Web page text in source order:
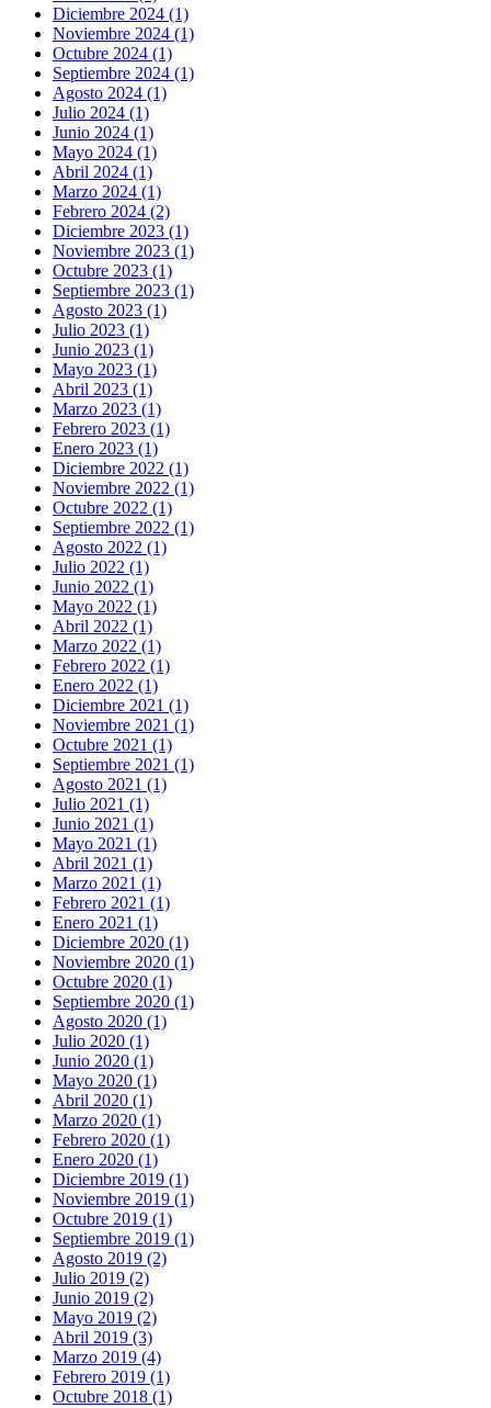
Diciembre 2024 (1)
Noviembre 2024 (1)
Octubre 2024 (1)
Septiembre 2024 (1)
Agosto 2024 (1)
Julio 2024 (1)
Junio 2024 (1)
Mayo 2024 (1)
Abril 2024 (1)
Marzo 2024 (1)
Febrero 2024 (2)
Diciembre 2023 (1)
Noviembre 2023 (1)
Octubre 2023 (1)
Septiembre 2023 (1)
Agosto 2023 (1)
Julio 2023 (1)
Junio 2023 (1)
Mayo 2023 (1)
Abril 2023 (1)
Marzo 2023 (1)
Febrero 2023 (1)
Enero 2023 (1)
Diciembre 2022 (1)
Noviembre 2022 (1)
Octubre 2022 (1)
Septiembre 2022 (1)
Agosto 2022 (1)
Julio 2022 (1)
Junio 2022 (1)
Mayo 2022 (1)
Abril 2022 (1)
Marzo 2022 (1)
Febrero 2022 (1)
Enero 2022 (1)
Diciembre 2021 (1)
Noviembre 2021 (1)
Octubre 2021 (1)
Septiembre 2021 (1)
Agosto 2021 (1)
Julio 2021 (1)
Junio 2021 (1)
Mayo 2021 (1)
Abril 2021 (1)
Marzo 2021 (1)
Febrero 2021 (1)
Enero 2021 (1)
Diciembre 2020 (1)
Noviembre 2020 (1)
Octubre 2020 (1)
Septiembre 2020 (1)
Agosto 2020 (1)
Julio 2020 (1)
Junio 2020 (1)
Mayo 2020 (1)
Abril 2020 (1)
Marzo 2020 (1)
Febrero 2020 (1)
Enero 2020 (1)
Diciembre 2019 (1)
Noviembre 2019 (1)
Octubre 2019 (1)
Septiembre 2019 (1)
Agosto 2019 (2)
Julio 2019 (2)
Junio 2019 (2)
Mayo 2019 (2)
Abril 2019 (3)
Marzo 2019 (4)
Febrero 2019 (1)
Octubre 2018 (1)